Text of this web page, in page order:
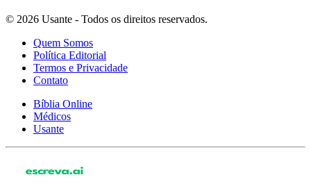
© 2026 Usante - Todos os direitos reservados.
Quem Somos
Política Editorial
Termos e Privacidade
Contato
Bíblia Online
Médicos
Usante